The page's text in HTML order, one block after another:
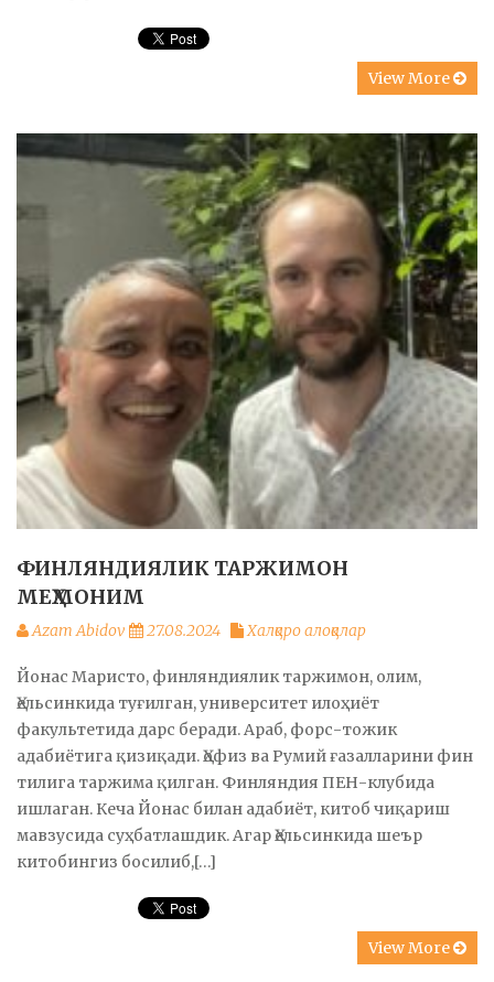
View More
ФИНЛЯНДИЯЛИК ТАРЖИМОН
МЕҲМОНИМ
Azam Abidov 27.08.2024 Халқаро алоқалар
Йонас Маристо, финляндиялик таржимон, олим,
Ҳельсинкида туғилган, университет илоҳиёт
факультетида дарс беради. Араб, форс-тожик
адабиётига қизиқади. Ҳофиз ва Румий ғазалларини фин
тилига таржима қилган. Финляндия ПЕН-клубида
ишлаган. Кеча Йонас билан адабиёт, китоб чиқариш
мавзусида суҳбатлашдик. Агар Ҳельсинкида шеър
китобингиз босилиб,[…]
View More